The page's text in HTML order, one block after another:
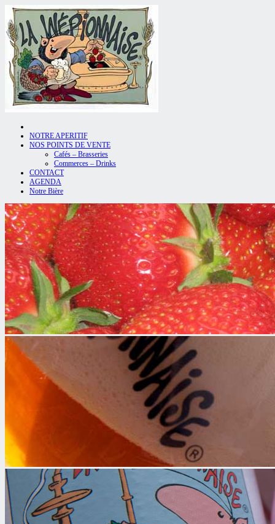
NOTRE APERITIF
NOS POINTS DE VENTE
Cafés – Brasseries
Commerces – Drinks
CONTACT
AGENDA
Notre Bière